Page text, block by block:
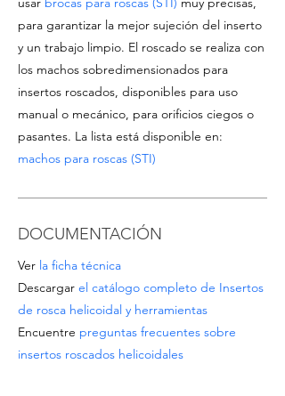
para garantizar la mejor sujeción del inserto
y un trabajo limpio. El roscado se realiza con
los machos sobredimensionados para
insertos roscados, disponibles para uso
manual o mecánico, para orificios ciegos o
pasantes. La lista está disponible en:
machos para roscas (STI)
DOCUMENTACIÓN
Ver la ficha técnica
Descargar el catálogo completo de Insertos
de rosca helicoidal y herramientas
Encuentre preguntas frecuentes sobre
insertos roscados helicoidales